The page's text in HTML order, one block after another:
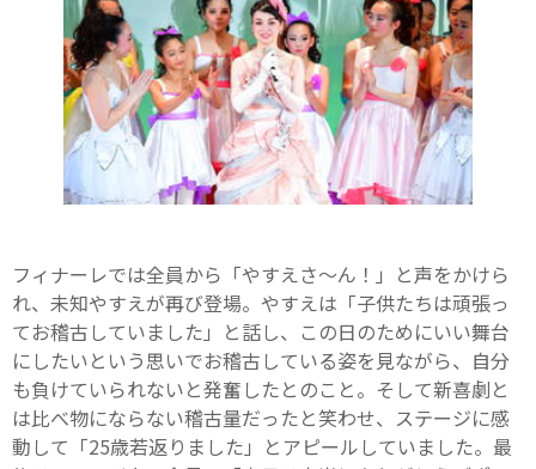
フィナーレでは全員から「やすえさ〜ん！」と声をかけら
れ、未知やすえが再び登場。やすえは「子供たちは頑張っ
てお稽古していました」と話し、この日のためにいい舞台
にしたいという思いでお稽古している姿を見ながら、自分
も負けていられないと発奮したとのこと。そして新喜劇と
は比べ物にならない稽古量だったと笑わせ、ステージに感
動して「25歳若返りました」とアピールしていました。最